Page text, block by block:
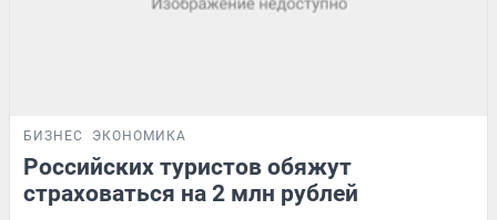
БИЗНЕС ЭКОНОМИКА
Российских туристов обяжут
страховаться на 2 млн рублей